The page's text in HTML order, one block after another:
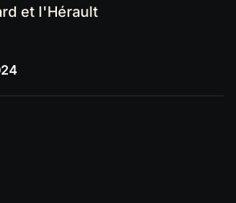
et l'Hérault